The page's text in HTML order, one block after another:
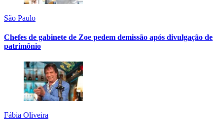
São Paulo
Chefes de gabinete de Zoe pedem demissão após divulgação de
patrimônio
Fábia Oliveira